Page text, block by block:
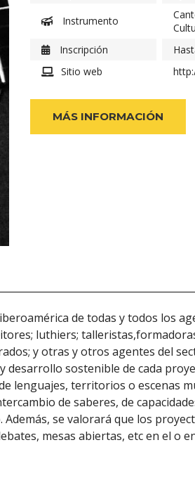
Instrumento
Inscripción
Sitio web
MÁS INFORMACIÓN
de todas y todos los
luthiers;
y otras y otros agentes del
sostenible de cada
lenguajes, territorios o escenas
de saberes, de
se valorará que los
mesas abiertas, etc en el o